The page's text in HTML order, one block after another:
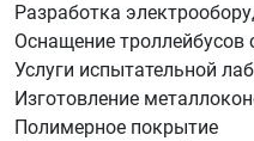
Разработка
Оснащение троллейбусов
Услуги испытательной
Изготовление
Полимерное покрытие